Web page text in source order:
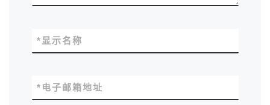
显示名称
*
电子邮箱地址
*